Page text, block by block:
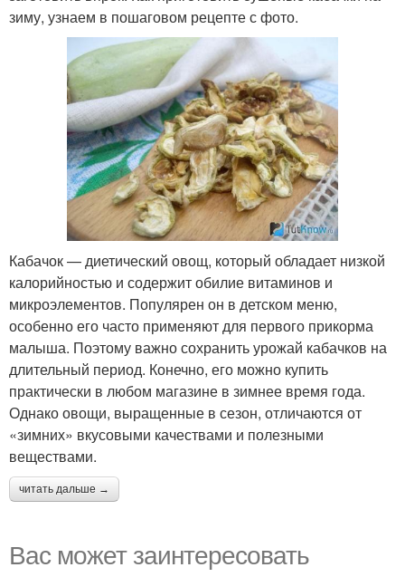
зиму, узнаем в пошаговом рецепте с фото.
Кабачок — диетический овощ, который обладает низкой
калорийностью и содержит обилие витаминов и
микроэлементов. Популярен он в детском меню,
особенно его часто применяют для первого прикорма
малыша. Поэтому важно сохранить урожай кабачков на
длительный период. Конечно, его можно купить
практически в любом магазине в зимнее время года.
Однако овощи, выращенные в сезон, отличаются от
«зимних» вкусовыми качествами и полезными
веществами.
читать дальше →
Вас может заинтересовать